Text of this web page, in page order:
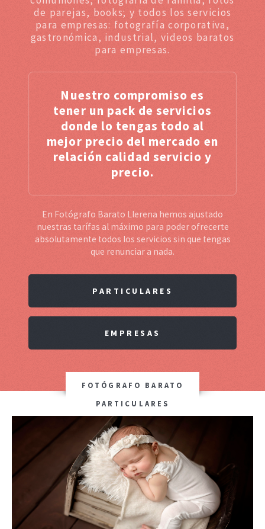
de parejas, books; y todos los servicios
para empresas: fotografía corporativa,
gastronómica, industrial, videos baratos
para empresas.
Nuestro compromiso es
tener un pack de servicios
donde lo tengas todo al
mejor precio del mercado en
relación calidad servicio y
precio.
En Fotógrafo Barato Llerena hemos ajustado
nuestras tarífas al máximo para poder ofrecerte
absolutamente todos los servicios sin que tengas
que renunciar a nada.
PARTICULARES
EMPRESAS
FOTÓGRAFO BARATO
PARTICULARES